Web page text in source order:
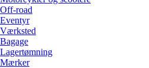
Off-road
Eventyr
Værksted
Bagage
Lagertømning
Mærker